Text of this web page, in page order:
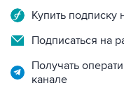
Подписаться на
Получать
канале